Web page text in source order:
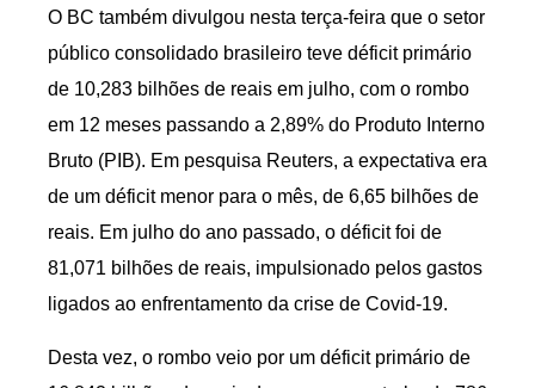
O BC também divulgou nesta terça-feira que o setor
público consolidado brasileiro teve déficit primário
de 10,283 bilhões de reais em julho, com o rombo
em 12 meses passando a 2,89% do Produto Interno
Bruto (PIB). Em pesquisa Reuters, a expectativa era
de um déficit menor para o mês, de 6,65 bilhões de
reais. Em julho do ano passado, o déficit foi de
81,071 bilhões de reais, impulsionado pelos gastos
ligados ao enfrentamento da crise de Covid-19.
Desta vez, o rombo veio por um déficit primário de